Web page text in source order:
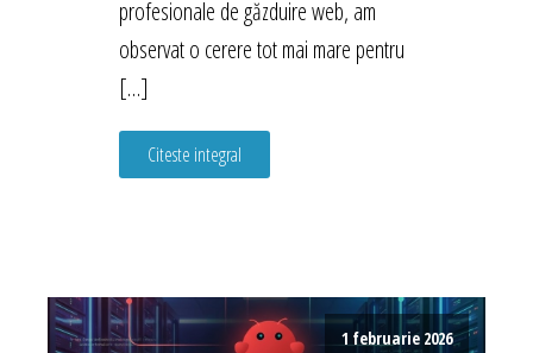
profesionale de găzduire web, am
observat o cerere tot mai mare pentru
[…]
Citeste integral
1 februarie 2026